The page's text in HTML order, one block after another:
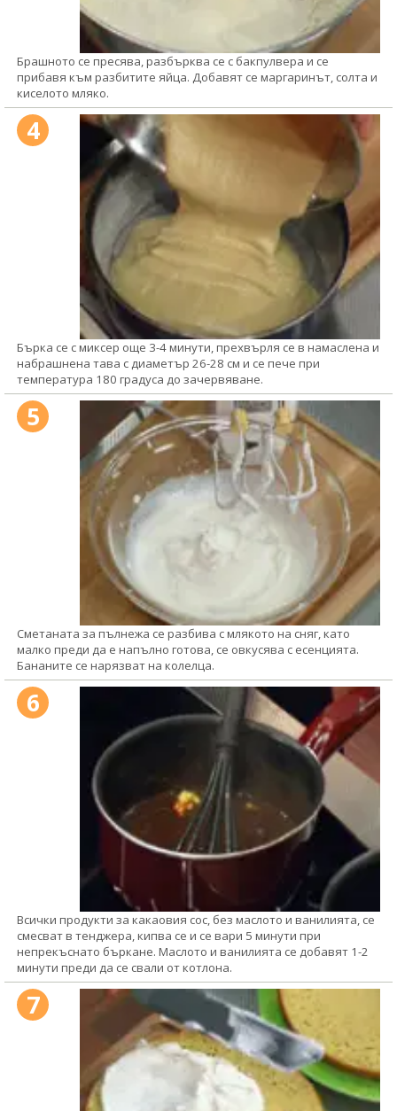
Брашното се пресява, разбърква се с бакпулвера и се
прибавя към разбитите яйца. Добавят се маргаринът, солта и
киселото мляко.
4
Бърка се с миксер още 3-4 минути, прехвърля се в намаслена и
набрашнена тава с диаметър 26-28 см и се пече при
температура 180 градуса до зачервяване.
5
Сметаната за пълнежа се разбива с млякото на сняг, като
малко преди да е напълно готова, се овкусява с есенцията.
Бананите се нарязват на колелца.
6
Всички продукти за какаовия сос, без маслото и ванилията, се
смесват в тенджера, кипва се и се вари 5 минути при
непрекъснато бъркане. Маслото и ванилията се добавят 1-2
минути преди да се свали от котлона.
7